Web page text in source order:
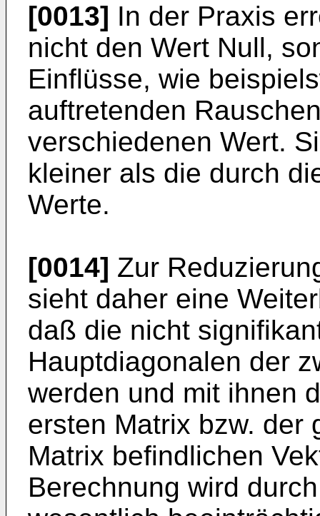
[0013] In der Praxis
nicht den Wert Null,
Einflüsse, wie
auftretenden
verschiedenen Wert.
kleiner als die durch
Werte.
[0014] Zur
sieht daher eine
daß die nicht
Hauptdiagonalen der
werden und mit ihnen
ersten Matrix bzw. der
Matrix befindlichen
Berechnung wird